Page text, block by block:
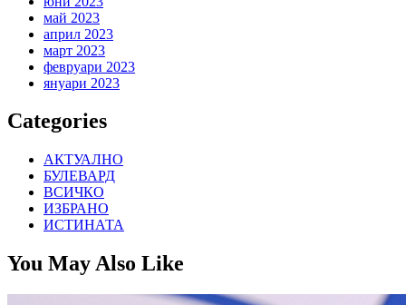
май 2023
април 2023
март 2023
февруари 2023
януари 2023
Categories
АКТУАЛНО
БУЛЕВАРД
ВСИЧКО
ИЗБРАНО
ИСТИНАТА
You May Also Like